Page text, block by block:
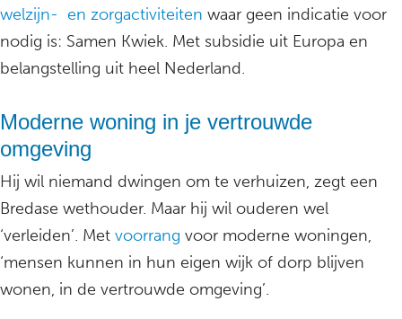
welzijn- en zorgactiviteiten waar geen indicatie voor
nodig is: Samen Kwiek. Met subsidie uit Europa en
belangstelling uit heel Nederland.
Moderne woning in je vertrouwde
omgeving
Hij wil niemand dwingen om te verhuizen, zegt een
Bredase wethouder. Maar hij wil ouderen wel
‘verleiden’. Met voorrang voor moderne woningen,
‘mensen kunnen in hun eigen wijk of dorp blijven
wonen, in de vertrouwde omgeving’.